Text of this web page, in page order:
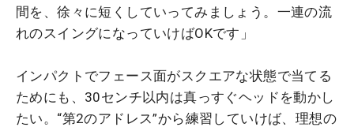
間を、徐々に短くしていってみましょう。一連の流
れのスイングになっていけばOKです」
インパクトでフェース面がスクエアな状態で当てる
ためにも、30センチ以内は真っすぐヘッドを動かし
たい。“第2のアドレス”から練習していけば、理想の